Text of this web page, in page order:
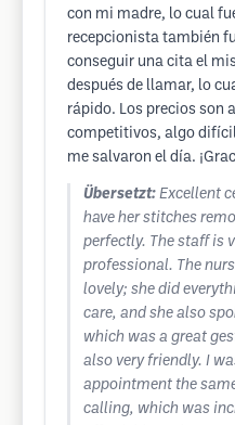
con mi madre, lo cual
recepcionista también
conseguir una cita el
después de llamar, lo
rápido. Los precios son
competitivos, algo difícil
me salvaron el día.
Übersetzt: Excellent
have her stitches
perfectly. The staff is
professional. The
lovely; she did
care, and she also
which was a great
also very friendly. I
appointment the
calling, which was